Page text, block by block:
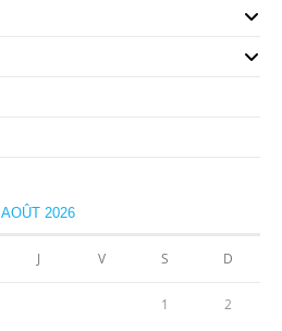
AOÛT 2026
J V S D
1 2